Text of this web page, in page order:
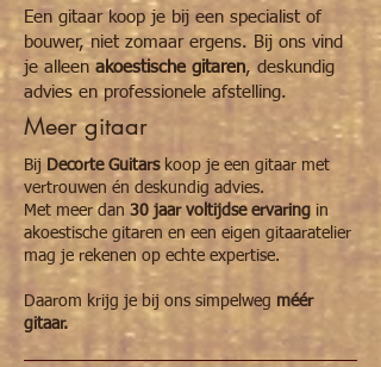
veersysteem. Beschadigd absoluut niets van
uw hals door de rubber die aan de capo
vastzit. Onverslijtbaar!
Een gitaar koop je bij een specialist of
bouwer, niet zomaar ergens. Bij ons vind
je alleen akoestische gitaren, deskundig
advies en professionele afstelling.
Meer gitaar
Bij Decorte Guitarskoop je een gitaar met
vertrouwen én deskundig advies.
Met meer dan 30 jaar voltijdse ervaring in
akoestische gitaren en een eigen gitaaratelier
mag je rekenen op echte expertise.
Daarom krijg je bij ons simpelweg méér
gitaar.